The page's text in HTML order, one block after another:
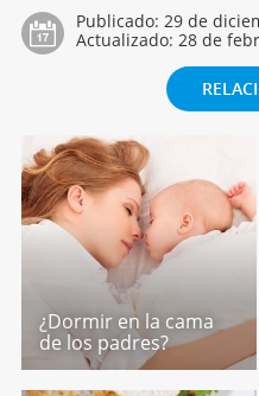
Publicado: 29 de
Actualizado: 28 de
¿Dormir en la cama
de los padres?